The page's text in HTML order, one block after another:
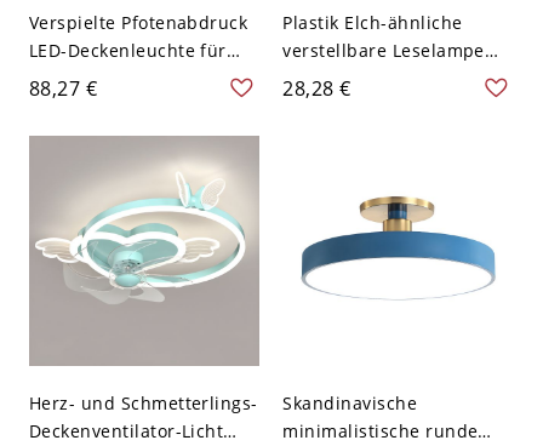
Verspielte Pfotenabdruck
LED-Deckenleuchte für
Kinderzimmer &
Kinderkrippe - Rot 110V-
120V 45,72 cm
88,27 €
Plastik Elch-ähnliche
verstellbare Leselampe
Macaron Blau LED
Nachttischlampe
28,28 €
Herz- und Schmetterlings-
Deckenventilator-Licht
Skandinavische
minimalistische runde